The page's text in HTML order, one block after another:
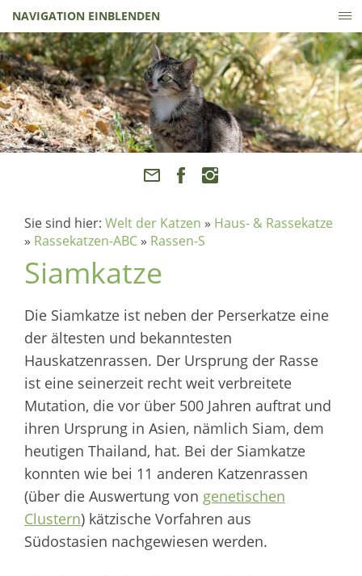
NAVIGATION EINBLENDEN
Sie sind hier: Welt der Katzen » Haus- & Rassekatze
» Rassekatzen-ABC » Rassen-S
Siamkatze
Die Siamkatze ist neben der Perserkatze eine
der ältesten und bekanntesten
Hauskatzenrassen. Der Ursprung der Rasse
ist eine seinerzeit recht weit verbreitete
Mutation, die vor über 500 Jahren auftrat und
ihren Ursprung in Asien, nämlich Siam, dem
heutigen Thailand, hat. Bei der Siamkatze
konnten wie bei 11 anderen Katzenrassen
(über die Auswertung von genetischen
Clustern) kätzische Vorfahren aus
Südostasien nachgewiesen werden.